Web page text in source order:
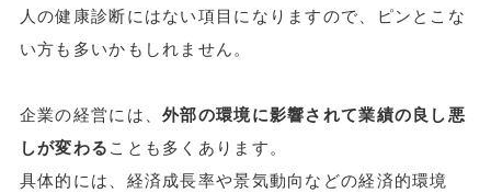
人の健康診断にはない項目になりますので、ピンとこな
い方も多いかもしれません。
企業の経営には、外部の環境に影響されて業績の良し悪
しが変わる ことも多くあります。
具体的には、経済成長率や景気動向などの経済的環境